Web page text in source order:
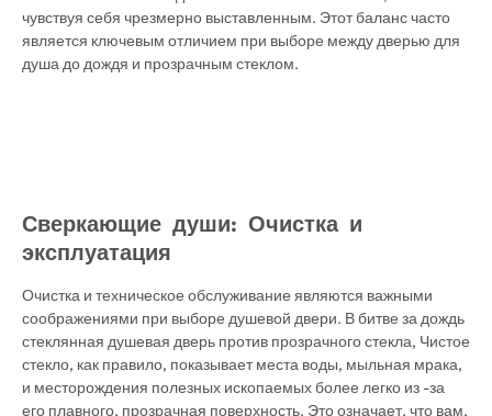
чувствуя себя чрезмерно выставленным. Этот баланс часто
является ключевым отличием при выборе между дверью для
душа до дождя и прозрачным стеклом.
Сверкающие души: Очистка и
эксплуатация
Очистка и техническое обслуживание являются важными
соображениями при выборе душевой двери. В битве за дождь
стеклянная душевая дверь против прозрачного стекла, Чистое
стекло, как правило, показывает места воды, мыльная мрака,
и месторождения полезных ископаемых более легко из -за
его плавного, прозрачная поверхность. Это означает, что вам,